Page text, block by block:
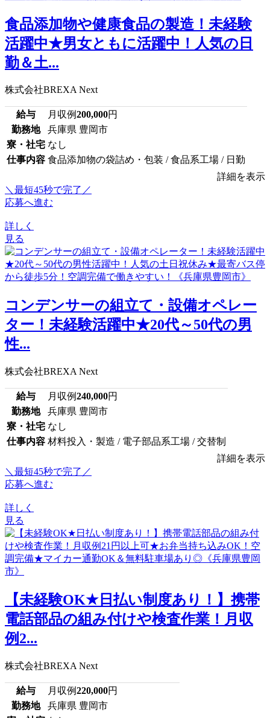
食品添加物や健康食品の製造！未経験
活躍中★男女ともに活躍中！人気の日
勤＆土...
株式会社BREXA Next
給与 月収例200,000円
勤務地
兵庫県 豊岡市
寮・社宅 なし
仕事内容 食品添加物の袋詰め・包装 / 食品系工場 / 日勤
詳細を表示
＼最短45秒で完了／
応募へ進む
詳しく
見る
コンデンサーの組立て・設備オペレー
ター！未経験活躍中★20代～50代の男
性...
株式会社BREXA Next
給与 月収例240,000円
勤務地
兵庫県 豊岡市
寮・社宅 なし
仕事内容 材料投入・製造 / 電子部品系工場 / 交替制
詳細を表示
＼最短45秒で完了／
応募へ進む
詳しく
見る
【未経験OK★日払い制度あり！】携帯
電話部品の組み付けや検査作業！月収
例2...
株式会社BREXA Next
給与 月収例220,000円
勤務地
兵庫県 豊岡市